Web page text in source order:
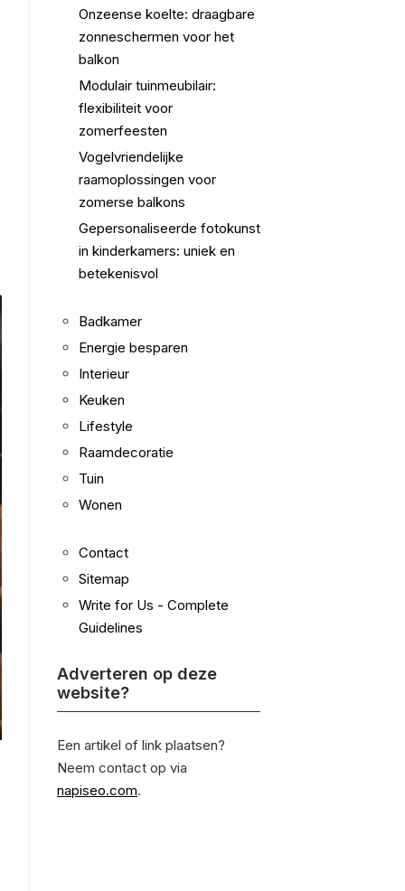
Onzeense koelte: draagbare
zonneschermen voor het
balkon
Modulair tuinmeubilair:
flexibiliteit voor
zomerfeesten
Vogelvriendelijke
raamoplossingen voor
zomerse balkons
Gepersonaliseerde fotokunst
in kinderkamers: uniek en
betekenisvol
Badkamer
Energie besparen
Interieur
Keuken
Lifestyle
Raamdecoratie
Tuin
Wonen
Contact
Sitemap
Write for Us - Complete
Guidelines
Adverteren op deze
website?
Een artikel of link plaatsen?
Neem contact op via
napiseo.com.